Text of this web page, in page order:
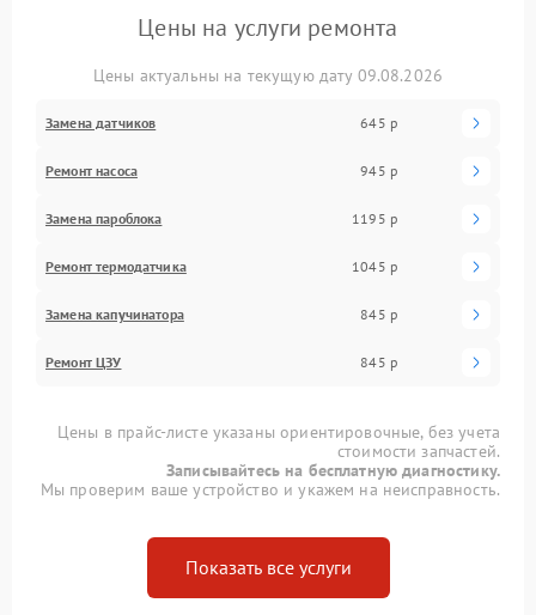
Цены на услуги ремонта
Цены актуальны на текущую дату 09.08.2026
Замена датчиков 645 р
Ремонт насоса 945 р
Замена пароблока 1195 р
Ремонт термодатчика 1045 р
Замена капучинатора 845 р
Ремонт ЦЗУ 845 р
Цены в прайс-листе указаны ориентировочные, без учета
стоимости запчастей.
Записывайтесь на бесплатную диагностику.
Мы проверим ваше устройство и укажем на неисправность.
Показать все услуги